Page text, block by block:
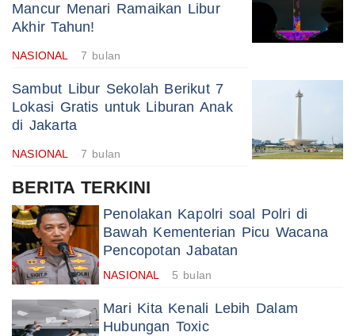
Mancur Menari Ramaikan Libur
Akhir Tahun!
NASIONAL 7 bulan
Sambut Libur Sekolah Berikut 7
Lokasi Gratis untuk Liburan Anak
di Jakarta
NASIONAL 7 bulan
BERITA TERKINI
Penolakan Kapolri soal Polri di
Bawah Kementerian Picu Wacana
Pencopotan Jabatan
NASIONAL 5 bulan
Mari Kita Kenali Lebih Dalam
Hubungan Toxic